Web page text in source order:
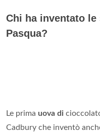
Chi ha inventato
Pasqua?
Le prima uova di
Cadbury che inventò